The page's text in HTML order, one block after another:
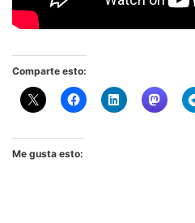
Comparte esto:
Me gusta esto: